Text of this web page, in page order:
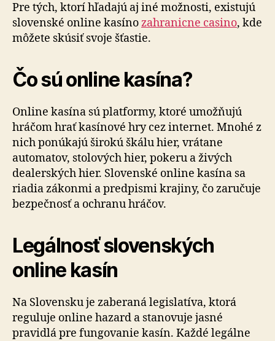
Pre tých, ktorí hľadajú aj iné možnosti, existujú
slovenské online kasínozahranicne casino, kde
môžete skúsiť svoje šťastie.
Čo sú online kasína?
Online kasína sú platformy, ktoré umožňujú
hráčom hrať kasínové hry cez internet. Mnohé z
nich ponúkajú širokú škálu hier, vrátane
automatov, stolových hier, pokeru a živých
dealerských hier. Slovenské online kasína sa
riadia zákonmi a predpismi krajiny, čo zaručuje
bezpečnosť a ochranu hráčov.
Legálnosť slovenských
online kasín
Na Slovensku je zaberaná legislatíva, ktorá
reguluje online hazard a stanovuje jasné
pravidlá pre fungovanie kasín. Každé legálne